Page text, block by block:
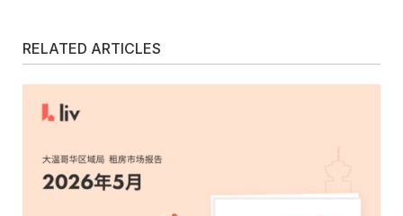
RELATED ARTICLES